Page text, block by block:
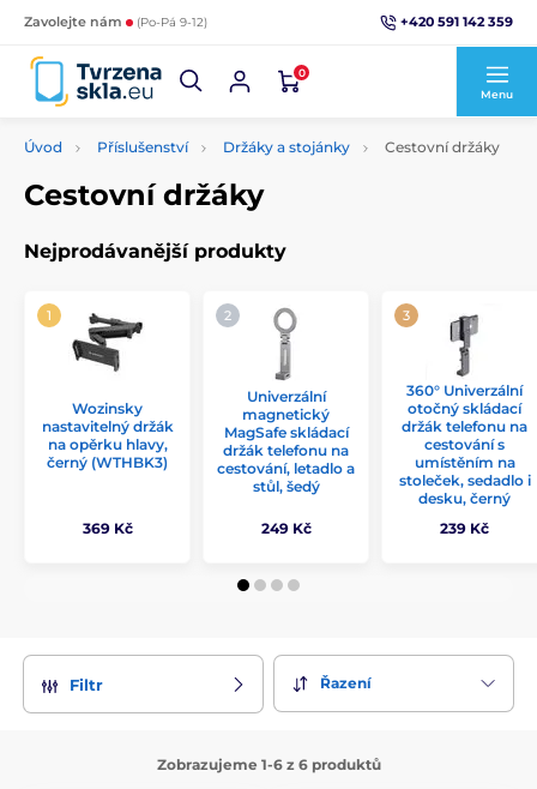
Zavolejte nám (Po-Pá 9-12) +420 591 142 359
0
Menu
Úvod Příslušenství Držáky a stojánky Cestovní držáky
Cestovní držáky
Nejprodávanější produkty
Wozinsky
nastavitelný držák
na opěrku hlavy,
černý (WTHBK3)
369 Kč
Univerzální
magnetický
MagSafe skládací
držák telefonu na
cestování, letadlo a
stůl, šedý
249 Kč
360° Univerzální
otočný skládací
držák telefonu na
cestování s
umístěním na
stoleček, sedadlo i
desku, černý
239 Kč
Filtr Řazení
Zobrazujeme 1-6 z 6 produktů